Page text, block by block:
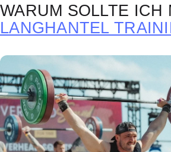
WARUM SOLLTE ICH
LANGHANTEL